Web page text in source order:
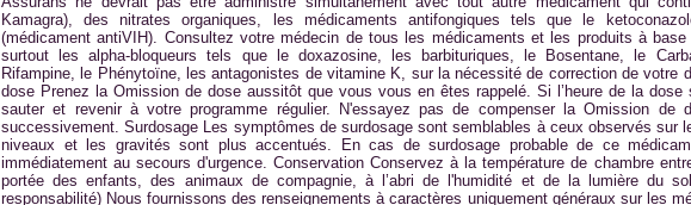
Kamagra), des nitrates organiques, les médicaments antifongiques tels que le
(médicament antiVIH). Consultez votre médecin de tous les médicaments et les produits à base
surtout les alpha-bloqueurs tels que le doxazosine, les barbituriques, le Bosentane, le
Rifampine, le Phénytoïne, les antagonistes de vitamine K, sur la nécessité de correction de votre
dose Prenez la Omission de dose aussitôt que vous vous en êtes rappelé. Si l’heure de la
sauter et revenir à votre programme régulier. N'essayez pas de compenser la Omission de
successivement. Surdosage Les symptômes de surdosage sont semblables à ceux observés sur
niveaux et les gravités sont plus accentués. En cas de surdosage probable de ce
immédiatement au secours d'urgence. Conservation Conservez à la température de chambre
portée des enfants, des animaux de compagnie, à l’abri de l'humidité et de la lumière du
responsabilité) Nous fournissons des renseignements à caractères uniquement généraux sur les